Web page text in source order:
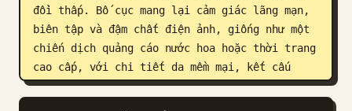
đồi thấp. Bố cục mang lại cảm giác lãng mạn,
biên tập và đậm chất điện ảnh, giống như một
chiến dịch quảng cáo nước hoa hoặc thời trang
cao cấp, với chi tiết da mềm mại, kết cấu
chân thực, gió nhẹ trong tóc, tông màu đất